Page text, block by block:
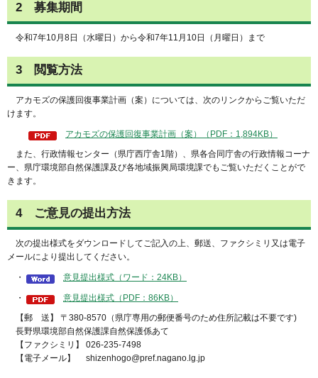
2 募集期間
令和7年10月8日（水曜日）から令和7年11月10日（月曜日）まで
3 閲覧方法
アカモズの保護回復事業計画（案）については、次のリンクからご覧いただ
けます。
アカモズの保護回復事業計画（案）（PDF：1,894KB）
また、行政情報センター（県庁西庁舎1階）、県各合同庁舎の行政情報コーナ
ー、県庁環境部自然保護課及び各地域振興局環境課でもご覧いただくことがで
きます。
4 ご意見の提出方法
次の提出様式をダウンロードしてご記入の上、郵送、ファクシミリ又は電子
メールにより提出してください。
・ 意見提出様式（ワード：24KB）
・ 意見提出様式（PDF：86KB）
【郵 送】 〒380-8570（県庁専用の郵便番号のため住所記載は不要です)
長野県環境部自然保護課自然保護係あて
【ファクシミリ】 026-235-7498
【電子メール】 shizenhogo@pref.nagano.lg.jp